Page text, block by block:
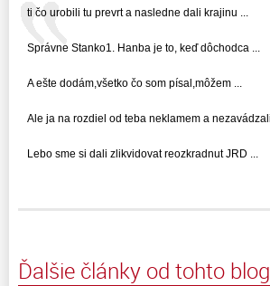
ti čo urobili tu prevrt a nasledne dali krajinu ...
Správne Stanko1. Hanba je to, keď dôchodca ...
A ešte dodám,všetko čo som písal,môžem ...
Ale ja na rozdiel od teba neklamem a
Lebo sme si dali zlikvidovat reozkradnut JRD ...
Ďalšie články od tohto